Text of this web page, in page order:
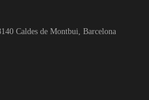
Caldes de Montbui, Barcelona